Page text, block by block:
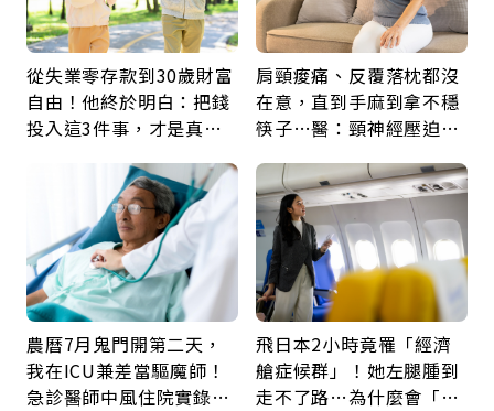
從失業零存款到30歲財富
自由！他終於明白：把錢
投入這3件事，才是真正
肩頸痠痛、反覆落枕都沒
在意，直到手麻到拿不穩
筷子…醫：頸神經壓迫上
鍵
農曆7月鬼門開第二天，
我在ICU兼差當驅魔師！
急診醫師中風住院實錄：
飛日本2小時竟罹「經濟
艙症候群」！她左腿腫到
走不了路…為什麼會「靜